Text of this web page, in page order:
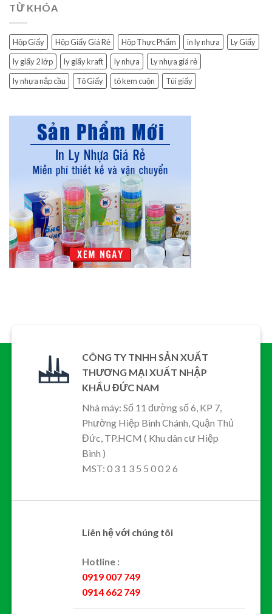
TỪ KHÓA
Hộp Giấy Hộp Giấy Giá Rẻ Hộp Thực Phẩm in ly nhựa
Ly Giấy
ly giấy 2 lớp
ly giấy kraft ly nhựa
Ly nhựa giá rẻ
ly nhựa nắp cầu
Tô Giấy tô kem cuộn Túi giấy
CÔNG TY TNHH SẢN XUẤT
THƯƠNG MẠI XUẤT NHẬP
KHẨU ĐỨC NAM
Nhà máy: Số 11 đường số 6, KP 7,
Phường Hiệp Bình Chánh, Quận Thủ
Đức, TP.HCM ( Khu dân cư Hiệp
Bình )
MST: 0 3 1 3 5 5 0 0 2 6
Liên hệ với chúng tôi
Hotline :
0919 007 749
0914 662 749